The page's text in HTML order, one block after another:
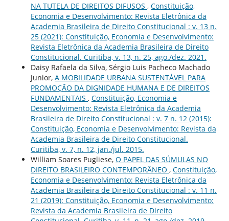
NA TUTELA DE DIREITOS DIFUSOS , Constituição,
Economia e Desenvolvimento: Revista Eletrônica da
Academia Brasileira de Direito Constitucional : v. 13 n.
25 (2021): Constituição, Economia e Desenvolvimento:
Revista Eletrônica da Academia Brasileira de Direito
Constitucional. Curitiba, v. 13, n. 25, ago./dez. 2021.
Daisy Rafaela da Silva, Sérgio Luis Pacheco Machado
Junior, A MOBILIDADE URBANA SUSTENTÁVEL PARA
PROMOÇÃO DA DIGNIDADE HUMANA E DE DIREITOS
FUNDAMENTAIS , Constituição, Economia e
Desenvolvimento: Revista Eletrônica da Academia
Brasileira de Direito Constitucional : v. 7 n. 12 (2015):
Constituição, Economia e Desenvolvimento: Revista da
Academia Brasileira de Direito Constitucional.
Curitiba, v. 7, n. 12, jan./jul. 2015.
William Soares Pugliese, O PAPEL DAS SÚMULAS NO
DIREITO BRASILEIRO CONTEMPORÂNEO , Constituição,
Economia e Desenvolvimento: Revista Eletrônica da
Academia Brasileira de Direito Constitucional : v. 11 n.
21 (2019): Constituição, Economia e Desenvolvimento:
Revista da Academia Brasileira de Direito